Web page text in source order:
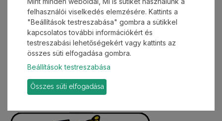
felhasználói viselkedés elemzésére. Kattints a
"Beállítások testreszabása" gombra a sütikkel
kapcsolatos további információkért és
testreszabási lehetőségekért vagy kattints az
összes süti elfogadása gombra.
Beállítások testreszabása
Összes süti elfogadása